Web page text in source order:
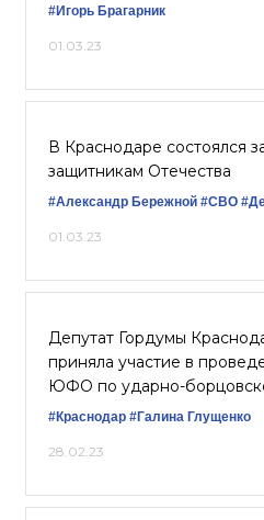
#Игорь Брагарник
01.03.23
В Краснодаре состоялся
защитникам Отечества
#Александр Бережной #СВО
01.03.23
Депутат Гордумы
приняла участие в
ЮФО по ударно-
#Краснодар #Галина Глущенко
28.02.23